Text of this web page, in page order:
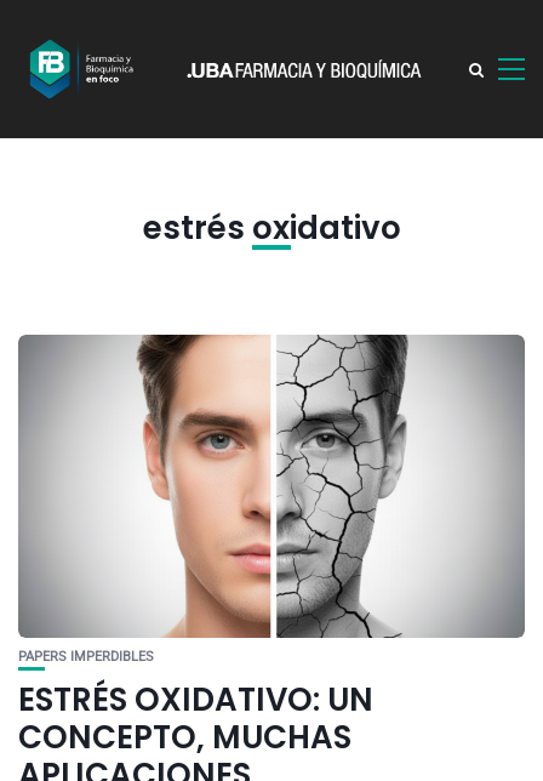
estrés oxidativo
PAPERS IMPERDIBLES
ESTRÉS OXIDATIVO: UN
CONCEPTO, MUCHAS